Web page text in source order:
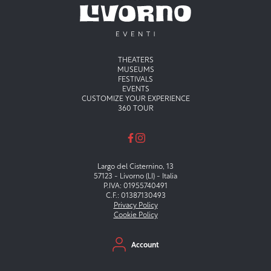
Menu principaleTHEATERS
MUSEUMS
FESTIVALS
EVENTS
CUSTOMIZE YOUR EXPERIENCE
360 TOUR
Largo del Cisternino, 13
57123 - Livorno (LI) - Italia
P.IVA: 01955740491
C.F.: 01387130493
Privacy Policy
Cookie Policy
Menu secondario
Account